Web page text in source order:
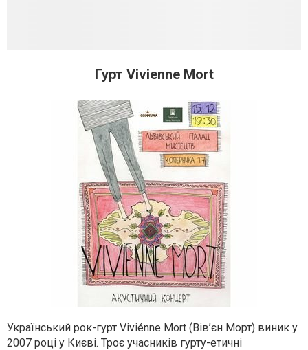
Гурт Vivienne Mort
Український рок-гурт Viviénne Mort (Вів’єн Морт) виник у
2007 році у Києві. Троє учасників гурту-етичні